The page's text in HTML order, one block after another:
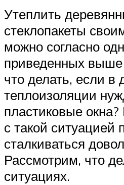
Утеплить
стеклопакеты
можно согласно
приведенных выше
что делать, если в
теплоизоляции
пластиковые
с такой ситуацией
сталкиваться
Рассмотрим, что
ситуациях.